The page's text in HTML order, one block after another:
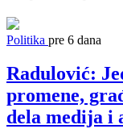
Politika pre 6 dana
Radulović:
promene,
dela medija i